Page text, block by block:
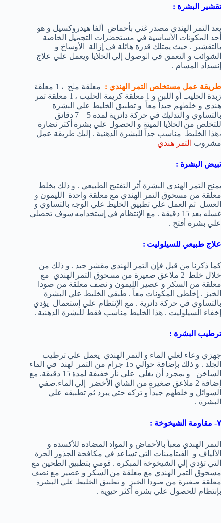
تقشير البشرة :
يعد التمر الهندي مصدر غني بأحماض ألفا هيدروكسيل و هو
أحد المكونات الأساسية في مستحضرات التجميل الخاصة
بالتقشير . حيث يمتلك قدرة هائلة في إزالة الأوساخ و
الشوائب و التعمق في الوصول إلي الخلايا ويعمل علي علاج
إنسداد المسام .
طريقة عمل مستخلص التمر الهندي :
معلقة ملح ، 1 معلقة
زبدة الحليب أو اللبن و 1 معلقة كريمة الحليب ، 1 معلقة تمر
هندي و خلطهم جيداً معاً و تطبيق الخليط علي البشرة
بالتساوي و التدليك في حركة دائرية لمدة 5 – 7 دقائق
للتخلص من الخلايا الميتة و الحصول علي بشرة أكثر نضارة
،هذا الخليط مناسب جداً للبشرة الدهنية . إليك طريقة عمل
مشروب التمر هندي
تبيض البشرة :
يمنح التمر الهندي البشرة أثر التفتيح الطبيعي . و ذلك بخلط
معلقة من مسحوق التمر الهندي مع معلقة واحدة الليمون و
العسل ثم العمل علي تطبيق الخليط علي الوجه بالتساوي و
غسله بعد 15 دقيقة . مع الإنتظام في إستخدامه سوف تحصلي
علي بشرة أفتح .
علاج طبيعي للسيلوليت :
كما ذكرنا من قبل فإن التمر الهندي مقشر جيد . و ذلك من
خلال خلط 2 ملاعق صغيرة من مسحوق التمر الهندي مع
معلقة من السكر و عصير الليمون و نصف معلقة من صودا
الخبز . إخلطي المكونات معاً . طبقي الخليط علي البشرة
بالتساوي في حركة دائرية . مع الإنتظام علي إستعمال يؤدي
إخفاء السيلوليت . هذا الخليط مناسب فقط للبشرة الدهنية .
ترطيب البشرة :
جهزي وعاء لغلي الماء و التمر الهندي يعمل علي ترطيب
الجلد . و ذلك بإضافة حوالي 15 جرام من التمر الهند في الماء
الساخن و بمجرد أن يغلي علي نار خفيفة لمدة 15 دقيقة. مع
إضافة 2 ملاعق صغيرة من الشاي الأخضر إلي الماء.صفي
السوائل و خلطهم جيداً و تركه حتي يبرد ثم تطبيقه علي
البشرة .
٧- مقاومة الشيخوخة :
التمر الهندي معبأ بالأحماض و المواد المضادة للأكسدة و
الألياف و الفيتامينات التي تساعد في مكافحة الجذور الحرة
التي تؤدي إلي الشيخوخة المبكرة . قومي بتطبيق الطحين مع
مسحوق التمر الهندي مع معلقة من السكر و عصير مع نصف
معلقة صغيرة من صودا الخبز و تطبيق الخليط علي البشرة
بإنتظام للحصول علي بشرة أكثر حيوية .